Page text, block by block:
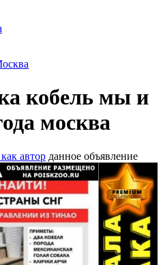
кобель мы и
москва
автор данное объявление